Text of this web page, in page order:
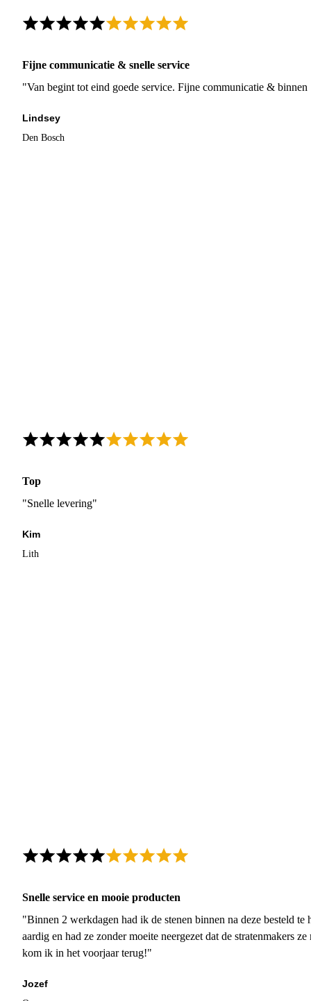
Fijne communicatie & snelle service
"Van begint tot eind goede service. Fijne communicatie &
Lindsey
Den Bosch
Top
"Snelle levering"
Kim
Lith
Snelle service en mooie producten
"Binnen 2 werkdagen had ik de stenen binnen na deze besteld
aardig en had ze zonder moeite neergezet dat de stratenmakers
kom ik in het voorjaar terug!"
Jozef